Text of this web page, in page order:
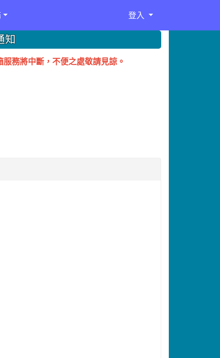
登入
知
務將中斷，不便之處敬請見諒。